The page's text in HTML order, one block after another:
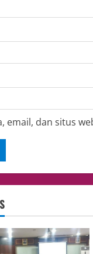
email, dan situs